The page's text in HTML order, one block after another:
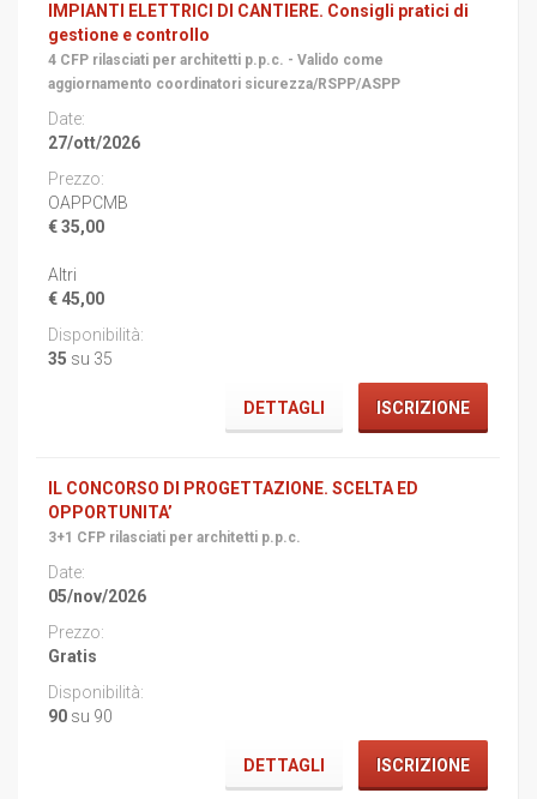
IMPIANTI ELETTRICI DI CANTIERE. Consigli pratici di
gestione e controllo
4 CFP rilasciati per architetti p.p.c. - Valido come
aggiornamento coordinatori sicurezza/RSPP/ASPP
27/ott/2026
OAPPCMB
€ 35,00
Altri
€ 45,00
35 su 35
DETTAGLI ISCRIZIONE
IL CONCORSO DI PROGETTAZIONE. SCELTA ED
OPPORTUNITA’
3+1 CFP rilasciati per architetti p.p.c.
05/nov/2026
Gratis
90 su 90
DETTAGLI ISCRIZIONE